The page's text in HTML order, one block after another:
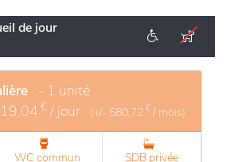
de jour
- 1 unité
19,04 € / jour (+/- 580,72 € / mois)
WC commun SDB privée